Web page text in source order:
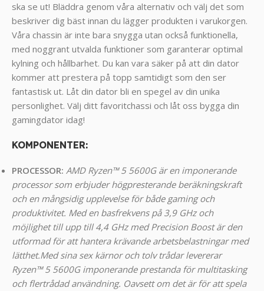
ska se ut! Bläddra genom våra alternativ och välj det som
beskriver dig bäst innan du lägger produkten i varukorgen.
Våra chassin är inte bara snygga utan också funktionella,
med noggrant utvalda funktioner som garanterar optimal
kylning och hållbarhet. Du kan vara säker på att din dator
kommer att prestera på topp samtidigt som den ser
fantastisk ut. Låt din dator bli en spegel av din unika
personlighet. Välj ditt favoritchassi och låt oss bygga din
gamingdator idag!
KOMPONENTER:
PROCESSOR: AMD Ryzen™ 5 5600G är en imponerande
processor som erbjuder högpresterande beräkningskraft
och en mångsidig upplevelse för både gaming och
produktivitet. Med en basfrekvens på 3,9 GHz och
möjlighet till upp till 4,4 GHz med Precision Boost är den
utformad för att hantera krävande arbetsbelastningar med
lätthet.Med sina sex kärnor och tolv trådar levererar
Ryzen™ 5 5600G imponerande prestanda för multitasking
och flertrådad användning. Oavsett om det är för att spela